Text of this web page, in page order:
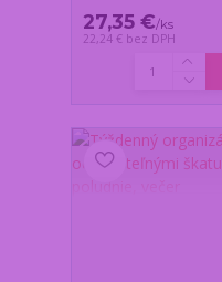
27,35 €/ks
22,24 € bez DPH